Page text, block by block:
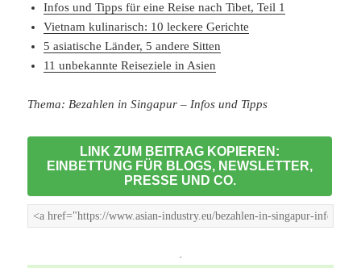
Infos und Tipps für eine Reise nach Tibet, Teil 1
Vietnam kulinarisch: 10 leckere Gerichte
5 asiatische Länder, 5 andere Sitten
11 unbekannte Reiseziele in Asien
Thema: Bezahlen in Singapur – Infos und Tipps
LINK ZUM BEITRAG KOPIEREN:
EINBETTUNG FÜR BLOGS, NEWSLETTER,
PRESSE UND CO.
-